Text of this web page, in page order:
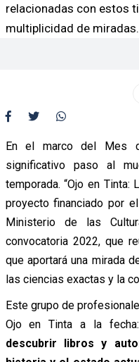
relacionadas con estos
multiplicidad de miradas.
En el marco del Mes
significativo paso al
temporada. “Ojo en Tinta:
proyecto financiado por
Ministerio de las
convocatoria 2022, que
que aportará una mirada
las ciencias exactas y la
Este grupo de
Ojo en Tinta a la fecha:
descubrir libros y